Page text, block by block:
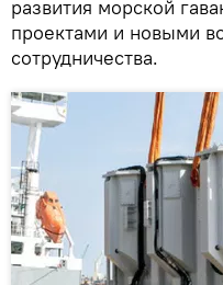
развития морской
проектами и новыми
сотрудничества.